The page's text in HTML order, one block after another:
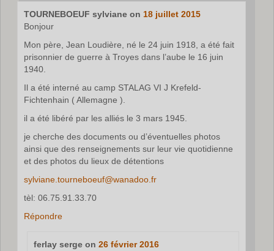
TOURNEBOEUF sylviane on 18 juillet 2015
Bonjour
Mon père, Jean Loudière, né le 24 juin 1918, a été fait
prisonnier de guerre à Troyes dans l’aube le 16 juin
1940.
Il a été interné au camp STALAG VI J Krefeld-
Fichtenhain ( Allemagne ).
il a été libéré par les alliés le 3 mars 1945.
je cherche des documents ou d’éventuelles photos
ainsi que des renseignements sur leur vie quotidienne
et des photos du lieux de détentions
sylviane.tourneboeuf@wanadoo.fr
tèl: 06.75.91.33.70
Répondre
ferlay sergeon 26 février 2016